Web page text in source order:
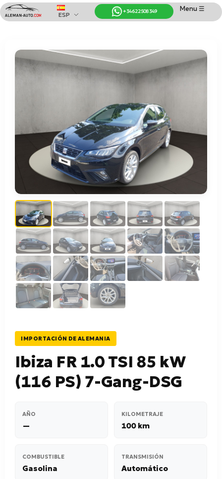
Coches de Alemania
Importación de Coches de Alemania
Menu ☰
+34 622 508 349
ESP
IMPORTACIÓN DE ALEMANIA
Ibiza FR 1.0 TSI 85 kW
(116 PS) 7-Gang-DSG
AÑO
—
KILOMETRAJE
100 km
COMBUSTIBLE
Gasolina
TRANSMISIÓN
Automático